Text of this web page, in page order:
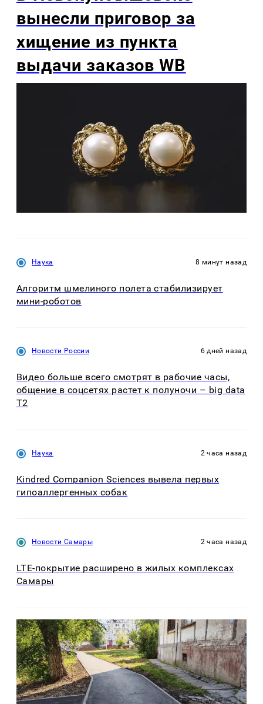
вынесли приговор за
хищение из пункта
выдачи заказов WB
Наука 8 минут назад
Алгоритм шмелиного полета стабилизирует
мини-роботов
Новости России 6 дней назад
Видео больше всего смотрят в рабочие часы,
общение в соцсетях растет к полуночи – big data
T2
Наука 2 часа назад
Kindred Companion Sciences вывела первых
гипоаллергенных собак
Новости Самары 2 часа назад
LTE-покрытие расширено в жилых комплексах
Самары